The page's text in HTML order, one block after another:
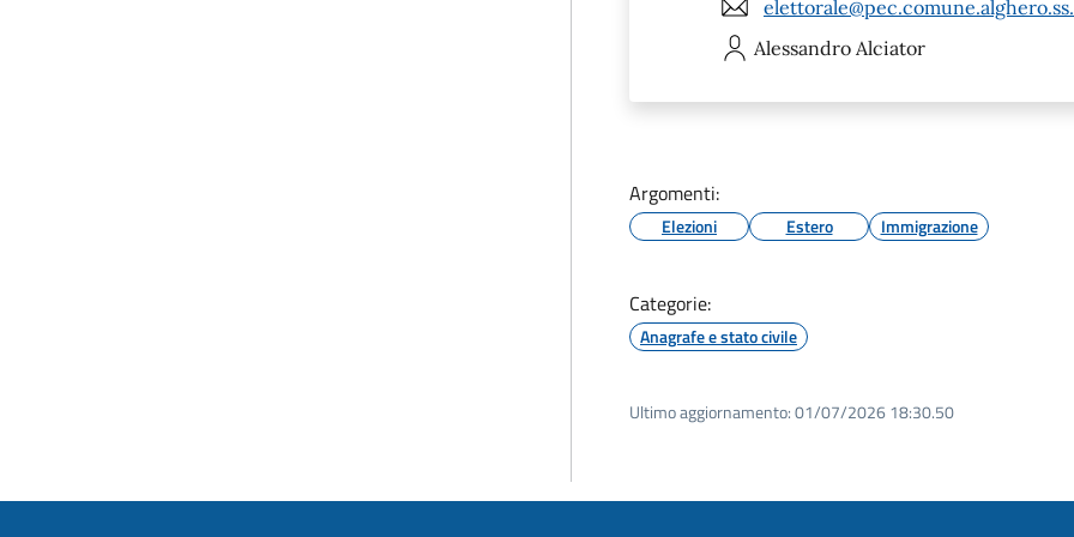
Alessandro Alciator
Argomenti:
Elezioni Estero Immigrazione
Categorie:
Anagrafe e stato civile
Ultimo aggiornamento:01/07/2026 18:30.50